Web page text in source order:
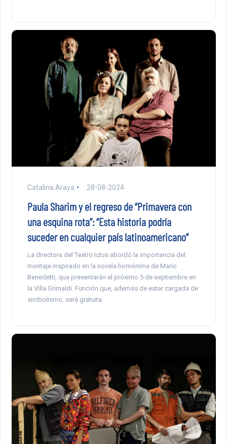
Catalina Araya 28-08-2024
Paula Sharim y el regreso de “Primavera con
una esquina rota”: “Esta historia podría
suceder en cualquier país latinoamericano”
La directora del Teatro Ictus abordó la importancia del
montaje inspirado en la novela homónima de Mario
Benedetti, que presentarán el próximo 5 de septiembre en
la Villa Grimaldi. Función que, además de estar cargada de
simbolismo, será gratuita.